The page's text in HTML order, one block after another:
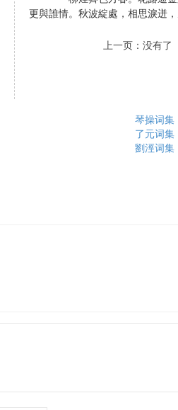
更與誰情。秋波綻處，相思淚迸，
上一页：没有了
琴操词集
了元词集
劉涇词集